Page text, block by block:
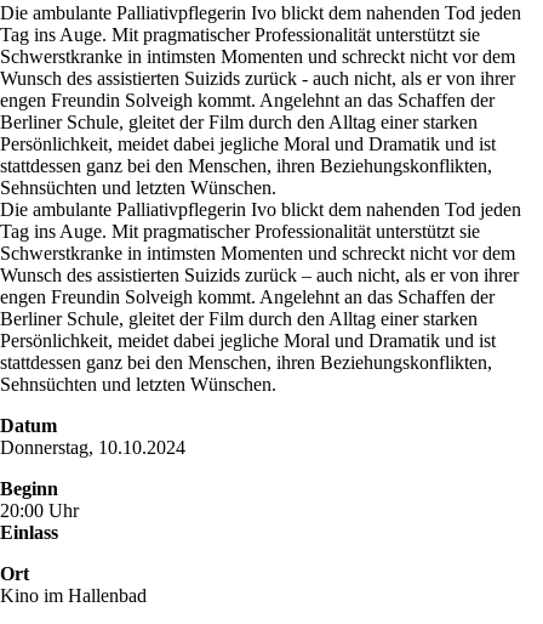
Die ambulante Palliativpflegerin Ivo blickt dem nahenden Tod jeden
Tag ins Auge. Mit pragmatischer Professionalität unterstützt sie
Schwerstkranke in intimsten Momenten und schreckt nicht vor dem
Wunsch des assistierten Suizids zurück - auch nicht, als er von ihrer
engen Freundin Solveigh kommt. Angelehnt an das Schaffen der
Berliner Schule, gleitet der Film durch den Alltag einer starken
Persönlichkeit, meidet dabei jegliche Moral und Dramatik und ist
stattdessen ganz bei den Menschen, ihren Beziehungskonflikten,
Sehnsüchten und letzten Wünschen.
Die ambulante Palliativpflegerin Ivo blickt dem nahenden Tod jeden
Tag ins Auge. Mit pragmatischer Professionalität unterstützt sie
Schwerstkranke in intimsten Momenten und schreckt nicht vor dem
Wunsch des assistierten Suizids zurück – auch nicht, als er von ihrer
engen Freundin Solveigh kommt. Angelehnt an das Schaffen der
Berliner Schule, gleitet der Film durch den Alltag einer starken
Persönlichkeit, meidet dabei jegliche Moral und Dramatik und ist
stattdessen ganz bei den Menschen, ihren Beziehungskonflikten,
Sehnsüchten und letzten Wünschen.
Datum
Donnerstag, 10.10.2024
Beginn
20:00 Uhr
Einlass
Ort
Kino im Hallenbad